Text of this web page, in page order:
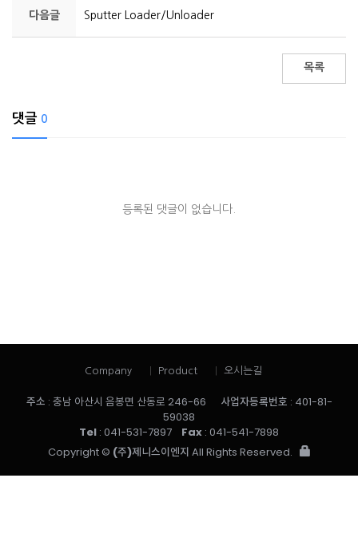
다음글 Sputter Loader/Unloader
목록
댓글 0
등록된 댓글이 없습니다.
Company Product 오시는길
주소 : 충남 아산시 음봉면 산동로 246-66 사업자등록번호 : 401-81-
59038
Tel : 041-531-7897 Fax : 041-541-7898
Copyright © (주)제니스이엔지 All Rights Reserved.